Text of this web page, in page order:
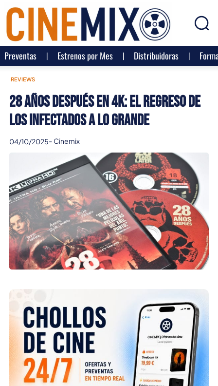
Preventas Estrenos por Mes Distribuidoras
REVIEWS
28 Años Después en 4K: El regreso de
los infectados a lo grande
04/10/2025- Cinemix